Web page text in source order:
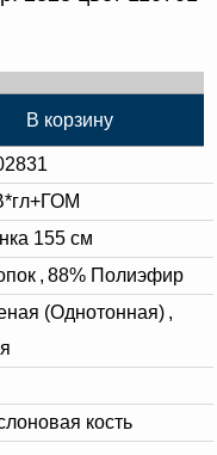
В корзину
155 см
, 88% Полиэфир
(Однотонная) ,
кость